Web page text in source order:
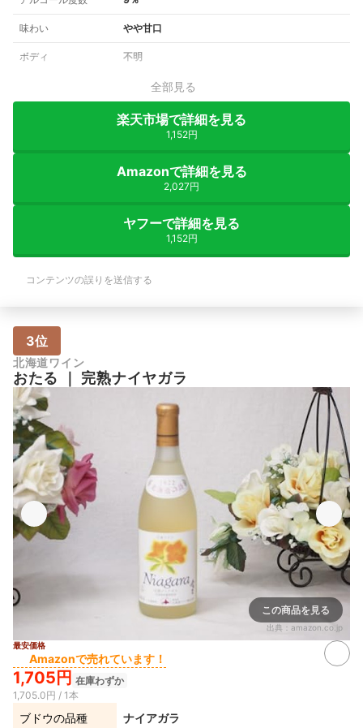
味わい やや甘口
ボディ 不明
全部見る
楽天市場で詳細を見る
1,152円
Amazonで詳細を見る
2,027円
ヤフーで詳細を見る
1,152円
コンテンツの誤りを送信する
3位
北海道ワイン
おたる ｜ 完熟ナイヤガラ
この商品を見る
出典： amazon.co.jp
最安価格
Amazonで売れています！
1,705円 在庫わずか
1,705.0円 / 1本
ブドウの品種 ナイアガラ